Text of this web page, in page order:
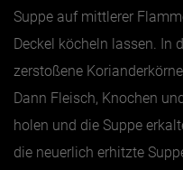
Suppe auf mittlerer
Deckel köcheln lassen. In
zerstoßene
Dann Fleisch, Knochen
holen und die Suppe
die neuerlich erhitzte